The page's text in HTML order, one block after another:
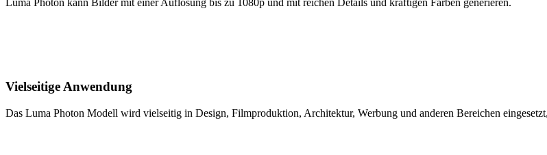
Luma Photon kann Bilder mit einer Auflösung bis zu 1080p und mit reichen Details und kräftigen Farben generieren.
Vielseitige Anwendung
Das Luma Photon Modell wird vielseitig in Design, Filmproduktion, Architektur, Werbung und anderen Bereichen